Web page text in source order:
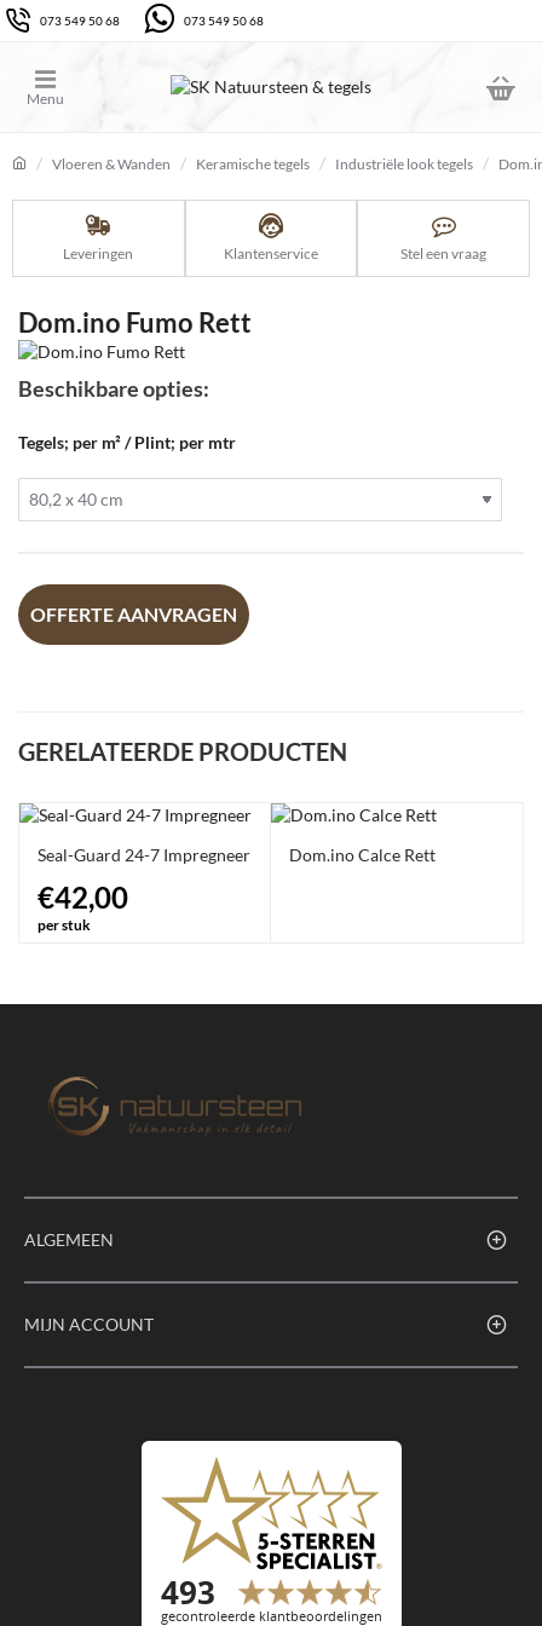
073 549 50 68 073 549 50 68
Vloeren & Wanden Keramische tegels Industriële look tegels
Leveringen Klantenservice Stel een vraag
Dom.ino Fumo Rett
Beschikbare opties:
Tegels; per m² / Plint; per mtr
OFFERTE AANVRAGEN
GERELATEERDE PRODUCTEN
Seal-Guard 24-7 Impregneer
€42,00
per stuk
Dom.ino Calce Rett
ALGEMEEN
MIJN ACCOUNT